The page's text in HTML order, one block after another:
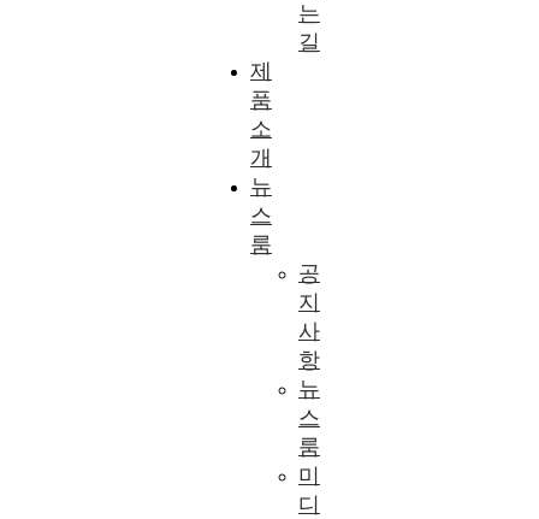
는
길
제
품
소
개
뉴
스
룸
공
지
사
항
뉴
스
룸
미
디